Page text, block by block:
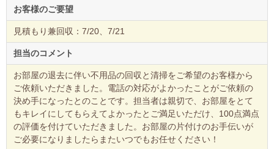
お客様のご要望
見積もり兼回収：7/20、7/21
担当のコメント
お部屋の退去に伴い不用品の回収と清掃をご希望のお客様から
ご依頼いただきました。電話の対応がよかったことがご依頼の
決め手になったとのことです。担当者は親切で、お部屋をとて
もキレイにしてもらえてよかったとご満足いただけ、100点満点
の評価を付けていただきました。お部屋の片付けのお手伝いが
ご必要になりましたらまたいつでもお任せください！